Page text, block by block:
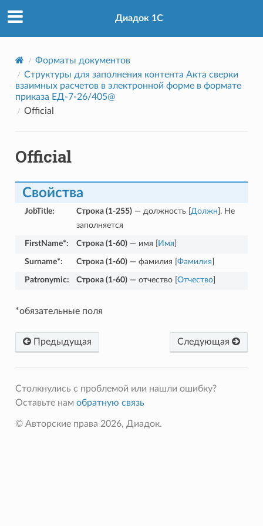
Диадок 1С
Форматы документов
Cтруктуры для заполнения контента Акта сверки
взаимных расчетов в электронной форме в формате
приказа ЕД-7-26/405@
Official
Official
Свойства
JobTitle: Строка (1-255)— должность [ Должн ]. Не
заполняется
FirstName*: Строка (1-60)— имя [ Имя
Surname*: Строка (1-60)— фамилия [ Фамилия
Patronymic: Строка (1-60)— отчество [ Отчество]
*обязательные поля
Предыдущая Следующая
Столкнулись с проблемой или нашли ошибку?
Оставьте нам обратную связь
© Авторские права 2026, Диадок.